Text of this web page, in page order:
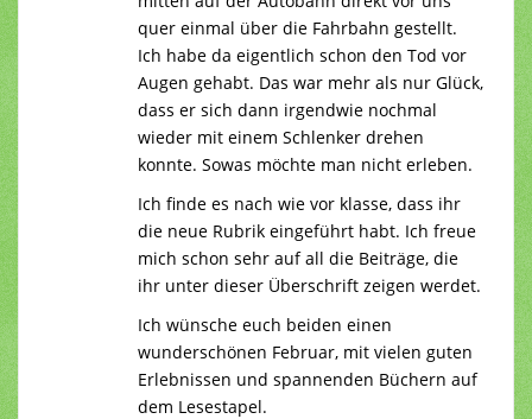
quer einmal über die Fahrbahn gestellt.
Ich habe da eigentlich schon den Tod vor
Augen gehabt. Das war mehr als nur Glück,
dass er sich dann irgendwie nochmal
wieder mit einem Schlenker drehen
konnte. Sowas möchte man nicht erleben.
Ich finde es nach wie vor klasse, dass ihr
die neue Rubrik eingeführt habt. Ich freue
mich schon sehr auf all die Beiträge, die
ihr unter dieser Überschrift zeigen werdet.
Ich wünsche euch beiden einen
wunderschönen Februar, mit vielen guten
Erlebnissen und spannenden Büchern auf
dem Lesestapel.